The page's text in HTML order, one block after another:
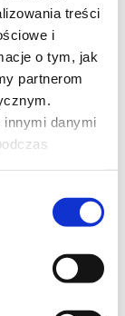
treści
i
o tym, jak
partnerom
innymi danymi